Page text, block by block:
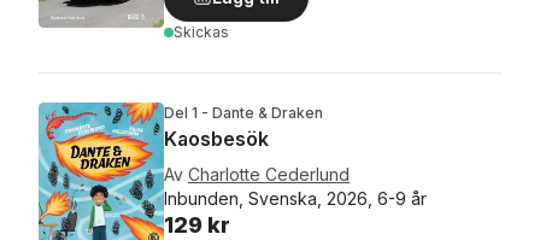
Skickas
Del 1 - Dante & Draken
Kaosbesök
Av Charlotte Cederlund
Inbunden, Svenska, 2026, 6-9 år
129 kr